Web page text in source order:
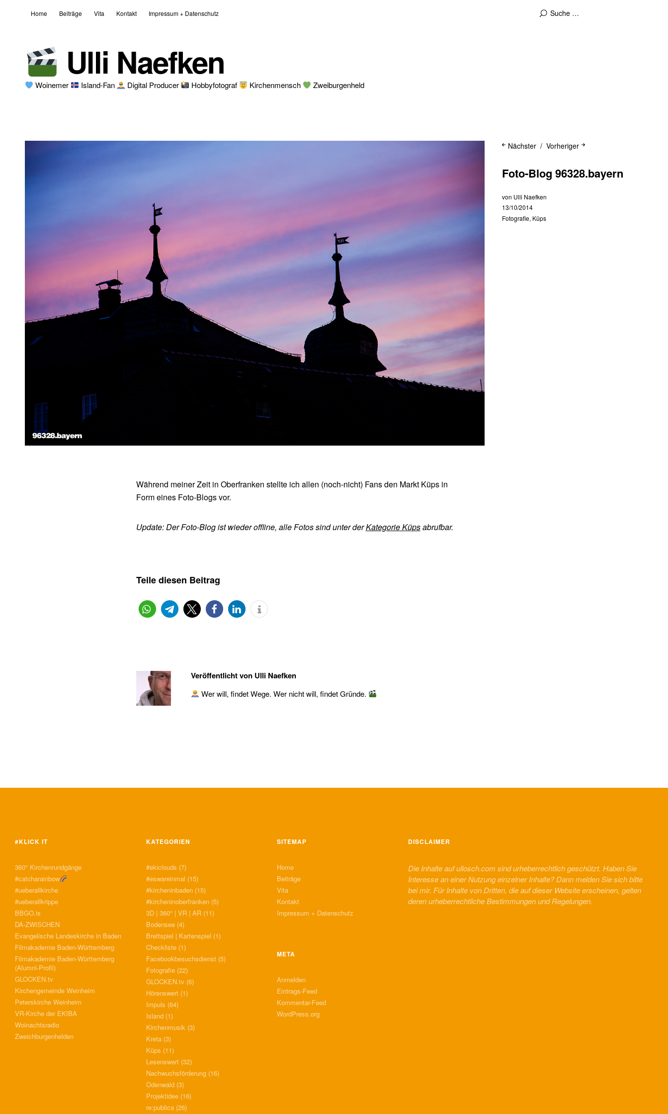
Home Beiträge Vita Kontakt Impressum + Datenschutz
Ulli Naefken
Woinemer Island-Fan Digital Producer Hobbyfotograf Kirchenmensch Zweiburgenheld
Vorheriger
Nächster
Foto-Blog 96328.bayern
von Ulli Naefken
13/10/2014
Fotografie, Küps
Während meiner Zeit in Oberfranken stellte ich allen (noch-nicht) Fans den Markt Küps in
Form eines Foto-Blogs vor.
Update: Der Foto-Blog ist wieder offline, alle Fotos sind unter derKategorie Küpsabrufbar.
Teile diesen Beitrag
Veröffentlicht von Ulli Naefken
Wer will, findet Wege. Wer nicht will, findet Gründe.
#KLICK IT
360° Kirchenrundgänge
#catcharainbow
#ueberallkirche
#ueberallkrippe
BBGO.is
DA-ZWISCHEN
Evangelische Landeskirche in Baden
Filmakademie Baden-Württemberg
Filmakademie Baden-Württemberg
(Alumni-Profil)
GLOCKEN.tv
Kirchengemeinde Weinheim
Peterskirche Weinheim
VR-Kirche der EKIBA
Woinachtsradio
Zweichburgenhelden
KATEGORIEN
#ekiclouds (7)
#eswareinmal (15)
#kircheninbaden(15)
#kircheninoberfranken(5)
3D | 360° | VR | AR(11)
Bodensee(4)
Brettspiel | Kartenspiel (1)
Checkliste(1)
Facebookbesuchsdienst(5)
Fotografie(22)
GLOCKEN.tv (6)
Hörenswert(1)
Impuls (64)
Island(1)
Kirchenmusik (3)
Kreta(3)
Küps (11)
Lesenswert(32)
Nachwuchsförderung(16)
Odenwald(3)
Projektidee(16)
re:publica(26)
SITEMAP
Home
Beiträge
Vita
Kontakt
Impressum + Datenschutz
META
Anmelden
Eintrags-Feed
Kommentar-Feed
WordPress.org
DISCLAIMER
Die Inhalte auf ullosch.com sind urheberrechtlich geschützt. Haben Sie
Interesse an einer Nutzung einzelner Inhalte? Dann melden Sie sich bitte
bei mir. Für Inhalte von Dritten, die auf dieser Website erscheinen, gelten
deren urheberrechtliche Bestimmungen und Regelungen.